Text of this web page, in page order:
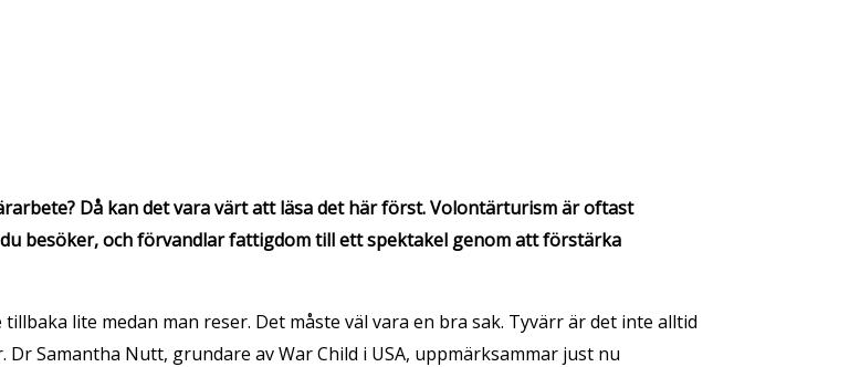
Då kan det vara värt att läsa det här först. Volontärturism är oftast
besöker, och förvandlar fattigdom till ett spektakel genom att förstärka
lite medan man reser. Det måste väl vara en bra sak. Tyvärr är det inte alltid
Samantha Nutt, grundare av War Child i USA, uppmärksammar just nu